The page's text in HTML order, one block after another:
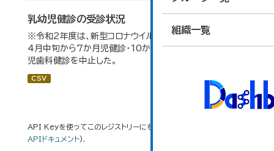
組織一覧
乳幼児健診の受診状況
※令和2年度は、新型コロナウイルス感染拡大防止のため、
4月中旬から7か月児健診・10か月児健診及び2歳6か月
児歯科健診を中止した。
CSV
API Keyを使ってこのレジストリーにもアクセス可能です
APIドキュメント).